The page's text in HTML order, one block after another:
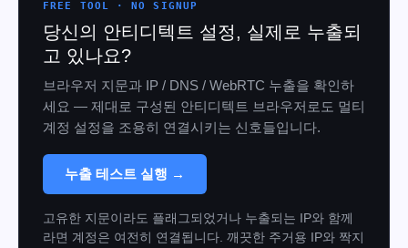
FREE TOOL · NO SIGNUP
당신의 안티디텍트 설정, 실제로 누출되
고 있나요?
브라우저 지문과 IP / DNS / WebRTC 누출을 확인하
세요 — 제대로 구성된 안티디텍트 브라우저로도 멀티
계정 설정을 조용히 연결시키는 신호들입니다.
누출 테스트 실행 →
고유한 지문이라도 플래그되었거나 누출되는 IP와 함께
라면 계정은 여전히 연결됩니다. 깨끗한 주거용 IP와 짝지